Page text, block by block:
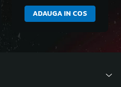
ADAUGA IN COS